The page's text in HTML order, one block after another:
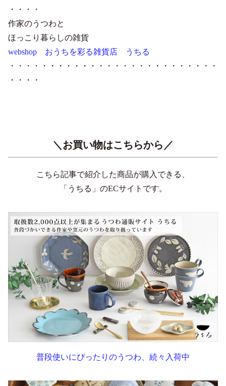
・・・・
作家のうつわと
ほっこり暮らしの雑貨
webshop おうちを彩る雑貨店 うちる
・・・・・・・・・・・・・・・・・・・・・・・・・・
・・・・
＼お買い物はこちらから／
こちら記事で紹介した商品が購入できる、
「うちる」のECサイトです。
普段使いにぴったりのうつわ、続々入荷中